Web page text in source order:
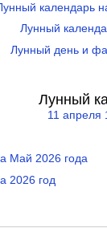
календарь
Лунный
Лунный день и
Лунный
11 апреля
Май 2026 года
2026 год